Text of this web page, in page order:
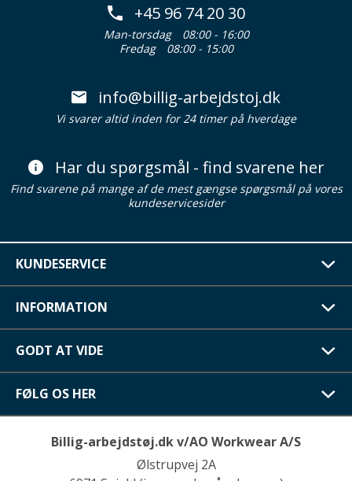
+45 96 74 20 30
Man-torsdag
08:00 - 16:00
Fredag
08:00 - 15:00
info@billig-arbejdstoj.dk
Vi svarer altid inden for 24 timer på hverdage
Har du spørgsmål - find svarene her
Find svarene på mange af de mest gængse spørgsmål på vores
kundeservicesider
KUNDESERVICE
INFORMATION
GODT AT VIDE
FØLG OS HER
Billig-arbejdstøj.dk v/AO Workwear A/S
Ølstrupvej 2A